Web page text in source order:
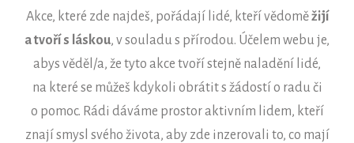
Akce, které zde najdeš, pořádají lidé, kteří vědoměžijí
a tvoří s láskou, v souladu s přírodou. Účelem webu je,
abys věděl/a, že tyto akce tvoří stejně naladění lidé,
na které se můžeš kdykoli obrátit s žádostí o radu či
o pomoc. Rádi dáváme prostor aktivním lidem, kteří
znají smysl svého života, aby zde inzerovali to, co mají